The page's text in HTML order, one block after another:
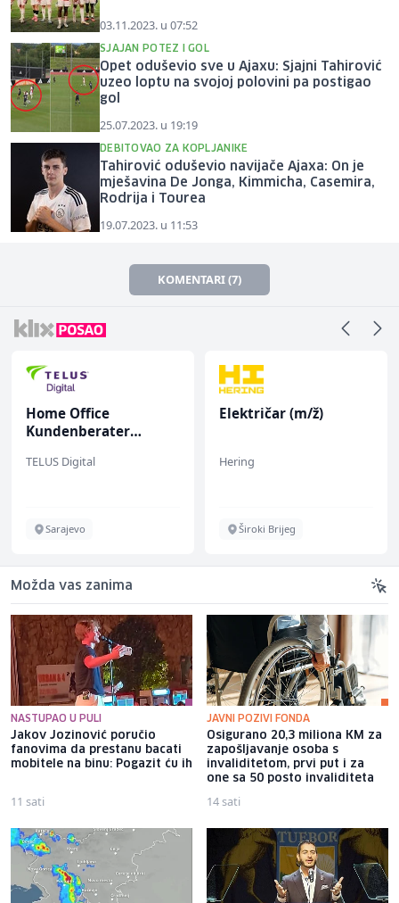
03.11.2023. u 07:52
SJAJAN POTEZ I GOL
Opet oduševio sve u Ajaxu: Sjajni Tahirović
uzeo loptu na svojoj polovini pa postigao
gol
25.07.2023. u 19:19
DEBITOVAO ZA KOPLJANIKE
Tahirović oduševio navijače Ajaxa: On je
mješavina De Jonga, Kimmicha, Casemira,
Rodrija i Tourea
19.07.2023. u 11:53
KOMENTARI (7)
Home Office
Kundenberater
renommiertes
TELUS Digital
Sarajevo
Električar (m/ž)
Hering
Široki Brijeg
Možda vas zanima
NASTUPAO U PULI
Jakov Jozinović poručio
fanovima da prestanu bacati
mobitele na binu: Pogazit ću ih
11 sati
JAVNI POZIVI FONDA
Osigurano 20,3 miliona KM za
zapošljavanje osoba s
invaliditetom, prvi put i za
one sa 50 posto invaliditeta
14 sati